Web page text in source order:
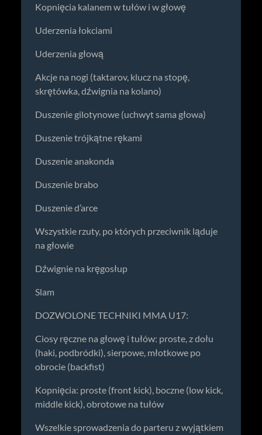
Kopnięcia kalanem w tułów i w głowę
Uderzenia łokciami
Uderzenia głową
Akcje na nogi (taktarov, klucz na stopę,
skrętówka, dźwignia na kolano)
Duszenie gilotynowe (uchwyt sama głowa)
Duszenie trójkątne rękami
Duszenie anakonda
Duszenie brabo
Duszenie d’arce
Wszystkie rzuty, po których przeciwnik ląduje
na głowie
Dźwignie na kręgosłup
Slam
DOZWOLONE TECHNIKI MMA U17:
Ciosy ręczne na głowę i tułów: proste, z dołu
(haki, podbródki), sierpowe, młotkowe po
obrocie (backfist)
Kopnięcia: proste (front kick), boczne (low kick,
middle kick), obrotowe na tułów
Wszelkie sprowadzenia do parteru z wyjątkiem